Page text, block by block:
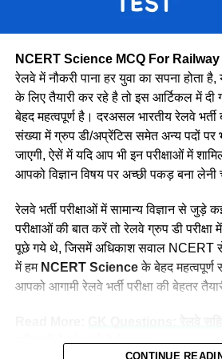
वे कहती है कि उनके इस काम को लेकर कई
लोगों की बातों पर ध्यान नहीं देती है और
नीलम मानती है कि महिलाओ को हर क्षेत्र में
पुरुष से बेहतर काम कर सकती है।
उत्तर
38967
उत्तर पश्चिमी
15207
दक्षिण मध्य
16947
दक्षिण पूर्व मध्य
8025
दक्षिण पूर्व
17661
दक्षिण
22357
दक्षिण पश्चिम
6581
पश्चिम मध्य
11636
पश्चिम
30667
NCERT Science MCQ For
रेलवे में नौकरी पाना हर युवा का सपना होता
के लिए तैयारी कर रहे है तो इस आर्टिकल में
बेहद महत्वपूर्ण है। दरअसल भारतीय रेलवे भर्ती
संख्या में ग्रुप डी/अप्रेंटिस समेत अन्य पदों पर
जाएगी, ऐसें में यदि आप भी इन परीक्षाओं में
आपको विज्ञान विषय पर अच्छी पकड़ बना लेनी
रेलवे भर्ती परीक्षाओं में सामान्य विज्ञान से जुड़े
परीक्षाओं की बात करें तो रेलवे ग्रुप डी
पूछे गये थे, जिसमें अधिकाश सवाल NCERT
में हम NCERT Scienceके बेहद
आपको आगामी रेलवे भर्ती परीक्षा की बेहतर
परीक्षाओं में पूछे जाते है ये सवाल
CONTINUE